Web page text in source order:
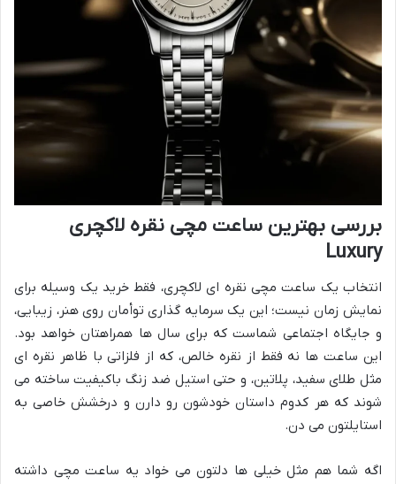
بررسی بهترین ساعت مچی نقره لاکچری
Luxury
انتخاب یک ساعت مچی نقره ای لاکچری، فقط خرید یک وسیله برای
نمایش زمان نیست؛ این یک سرمایه گذاری توأمان روی هنر، زیبایی،
و جایگاه اجتماعی شماست که برای سال ها همراهتان خواهد بود.
این ساعت ها نه فقط از نقره خالص، که از فلزاتی با ظاهر نقره ای
مثل طلای سفید، پلاتین، و حتی استیل ضد زنگ باکیفیت ساخته می
شوند که هر کدوم داستان خودشون رو دارن و درخشش خاصی به
استایلتون می دن.
اگه شما هم مثل خیلی ها دلتون می خواد یه ساعت مچی داشته